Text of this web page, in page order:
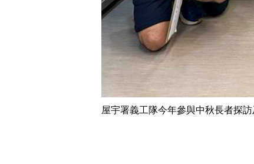
屋宇署義工隊今年參與中秋長者探